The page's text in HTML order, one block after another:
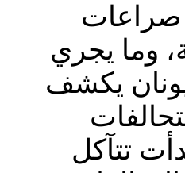
وما يجري
يكشف
تتآكل